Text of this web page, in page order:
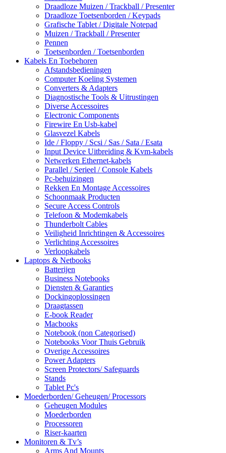
Draadloze Muizen / Trackball / Presenter
Draadloze Toetsenborden / Keypads
Grafische Tablet / Digitale Notepad
Muizen / Trackball / Presenter
Pennen
Toetsenborden / Toetsenborden
Kabels En Toebehoren
Afstandsbedieningen
Computer Koeling Systemen
Converters & Adapters
Diagnostische Tools & Uitrustingen
Diverse Accessoires
Electronic Components
Firewire En Usb-kabel
Glasvezel Kabels
Ide / Floppy / Scsi / Sas / Sata / Esata
Input Device Uitbreiding & Kvm-kabels
Netwerken Ethernet-kabels
Parallel / Serieel / Console Kabels
Pc-behuizingen
Rekken En Montage Accessoires
Schoonmaak Producten
Secure Access Controls
Telefoon & Modemkabels
Thunderbolt Cables
Veiligheid Inrichtingen & Accessoires
Verlichting Accessoires
Verloopkabels
Laptops & Netbooks
Batterijen
Business Notebooks
Diensten & Garanties
Dockingoplossingen
Draagtassen
E-book Reader
Macbooks
Notebook (non Categorised)
Notebooks Voor Thuis Gebruik
Overige Accessoires
Power Adapters
Screen Protectors/ Safeguards
Stands
Tablet Pc's
Moederborden/ Geheugen/ Processors
Geheugen Modules
Moederborden
Processoren
Riser-kaarten
Monitoren & Tv’s
Arms And Mounts